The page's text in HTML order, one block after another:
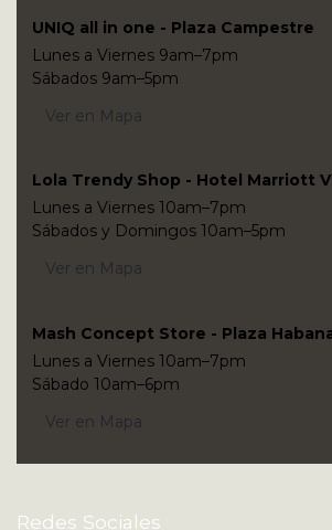
UNIQ all in one - Plaza Campestre
Lunes a Viernes 9am–7pm
Sábados 9am–5pm
Ver en Mapa
Lola Trendy Shop - Hotel Marriott
Lunes a Viernes 10am–7pm
Sábados y Domingos 10am–5pm
Ver en Mapa
Mash Concept Store - Plaza
Lunes a Viernes 10am–7pm
Sábado 10am–6pm
Ver en Mapa
Redes Sociales